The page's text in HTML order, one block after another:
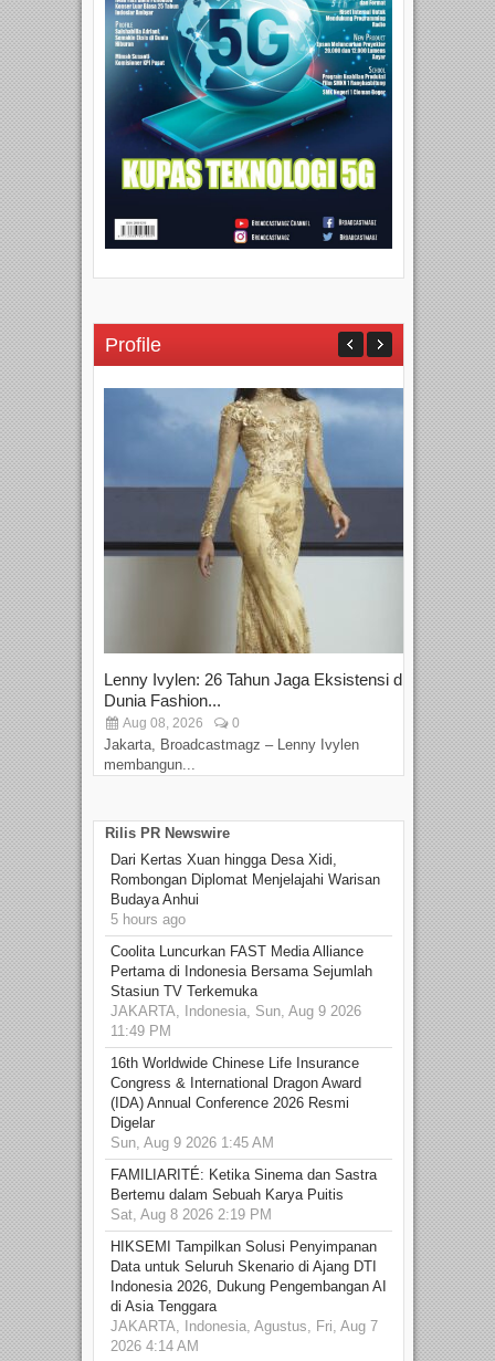
Profile
Lenny Ivylen: 26 Tahun Jaga Eksistensi di
Dunia Fashion...
Aug 08, 2026 0
Jakarta, Broadcastmagz – Lenny Ivylen
membangun...
Rilis PR Newswire
Dari Kertas Xuan hingga Desa Xidi,
Rombongan Diplomat Menjelajahi Warisan
Budaya Anhui
5 hours ago
Coolita Luncurkan FAST Media Alliance
Pertama di Indonesia Bersama Sejumlah
Stasiun TV Terkemuka
JAKARTA, Indonesia, Sun, Aug 9 2026
11:49 PM
16th Worldwide Chinese Life Insurance
Congress & International Dragon Award
(IDA) Annual Conference 2026 Resmi
Digelar
Sun, Aug 9 2026 1:45 AM
FAMILIARITÉ: Ketika Sinema dan Sastra
Bertemu dalam Sebuah Karya Puitis
Sat, Aug 8 2026 2:19 PM
HIKSEMI Tampilkan Solusi Penyimpanan
Data untuk Seluruh Skenario di Ajang DTI
Indonesia 2026, Dukung Pengembangan AI
di Asia Tenggara
JAKARTA, Indonesia, Agustus, Fri, Aug 7
2026 4:14 AM